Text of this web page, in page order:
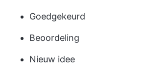
Goedgekeurd
Beoordeling
Nieuw idee